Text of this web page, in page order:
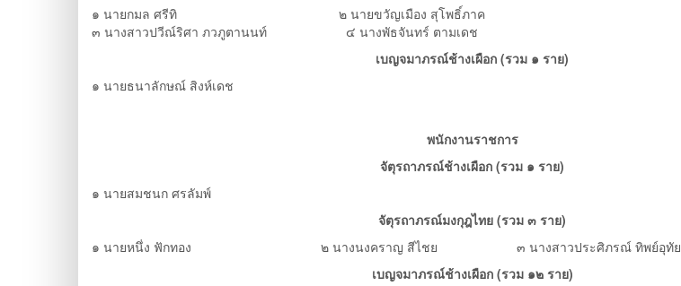
๑ นายกมล ศรีทิ ๒ นายขวัญเมือง สุโพธิ์ภาค
๓ นางสาวปวีณ์ริศา ภวภูตานนท์ ๔ นางพัธจันทร์ ตามเดช
เบญจมาภรณ์ช้างเผือก (รวม ๑ ราย)
๑ นายธนาลักษณ์ สิงห์เดช
พนักงานราชการ
จัตุรถาภรณ์ช้างเผือก (รวม ๑ ราย)
๑ นายสมชนก ศรลัมพ์
จัตุรถาภรณ์มงกุฎไทย (รวม ๓ ราย)
๑ นายหนึ่ง ฟักทอง ๒ นางนงคราญ สีไชย ๓ นางสาวประศิภรณ์ ทิพย์อุทัย
เบญจมาภรณ์ช้างเผือก (รวม ๑๒ ราย)